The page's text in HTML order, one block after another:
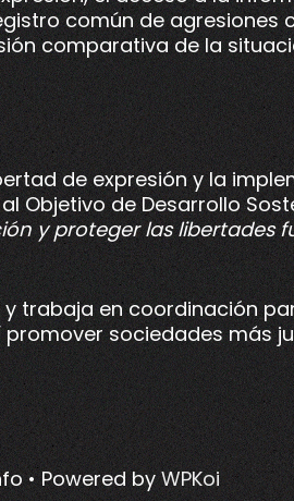
común de
comparativa de la
de expresión y la
de Desarrollo
y proteger las libertades
y trabaja en coordinación
sociedades más
• Powered byWPKoi